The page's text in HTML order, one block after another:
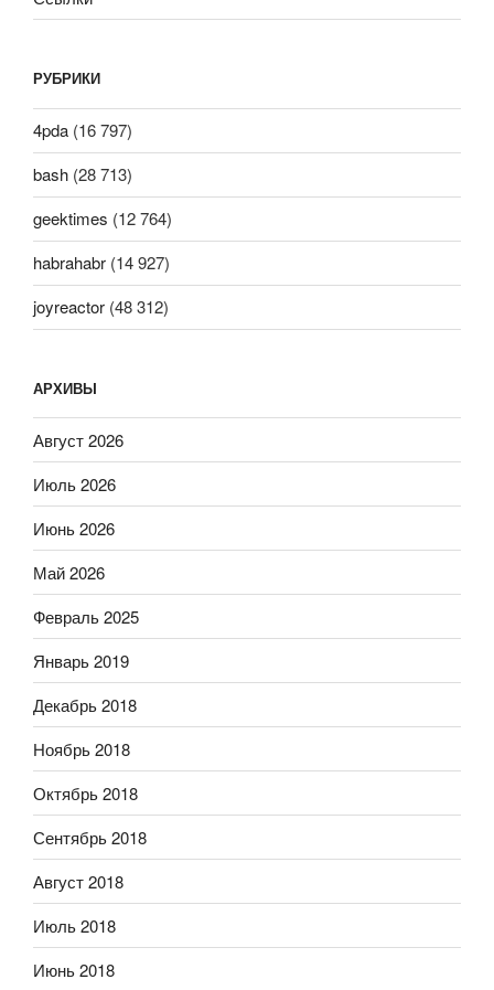
РУБРИКИ
4pda (16 797)
bash (28 713)
geektimes (12 764)
habrahabr (14 927)
joyreactor (48 312)
АРХИВЫ
Август 2026
Июль 2026
Июнь 2026
Май 2026
Февраль 2025
Январь 2019
Декабрь 2018
Ноябрь 2018
Октябрь 2018
Сентябрь 2018
Август 2018
Июль 2018
Июнь 2018